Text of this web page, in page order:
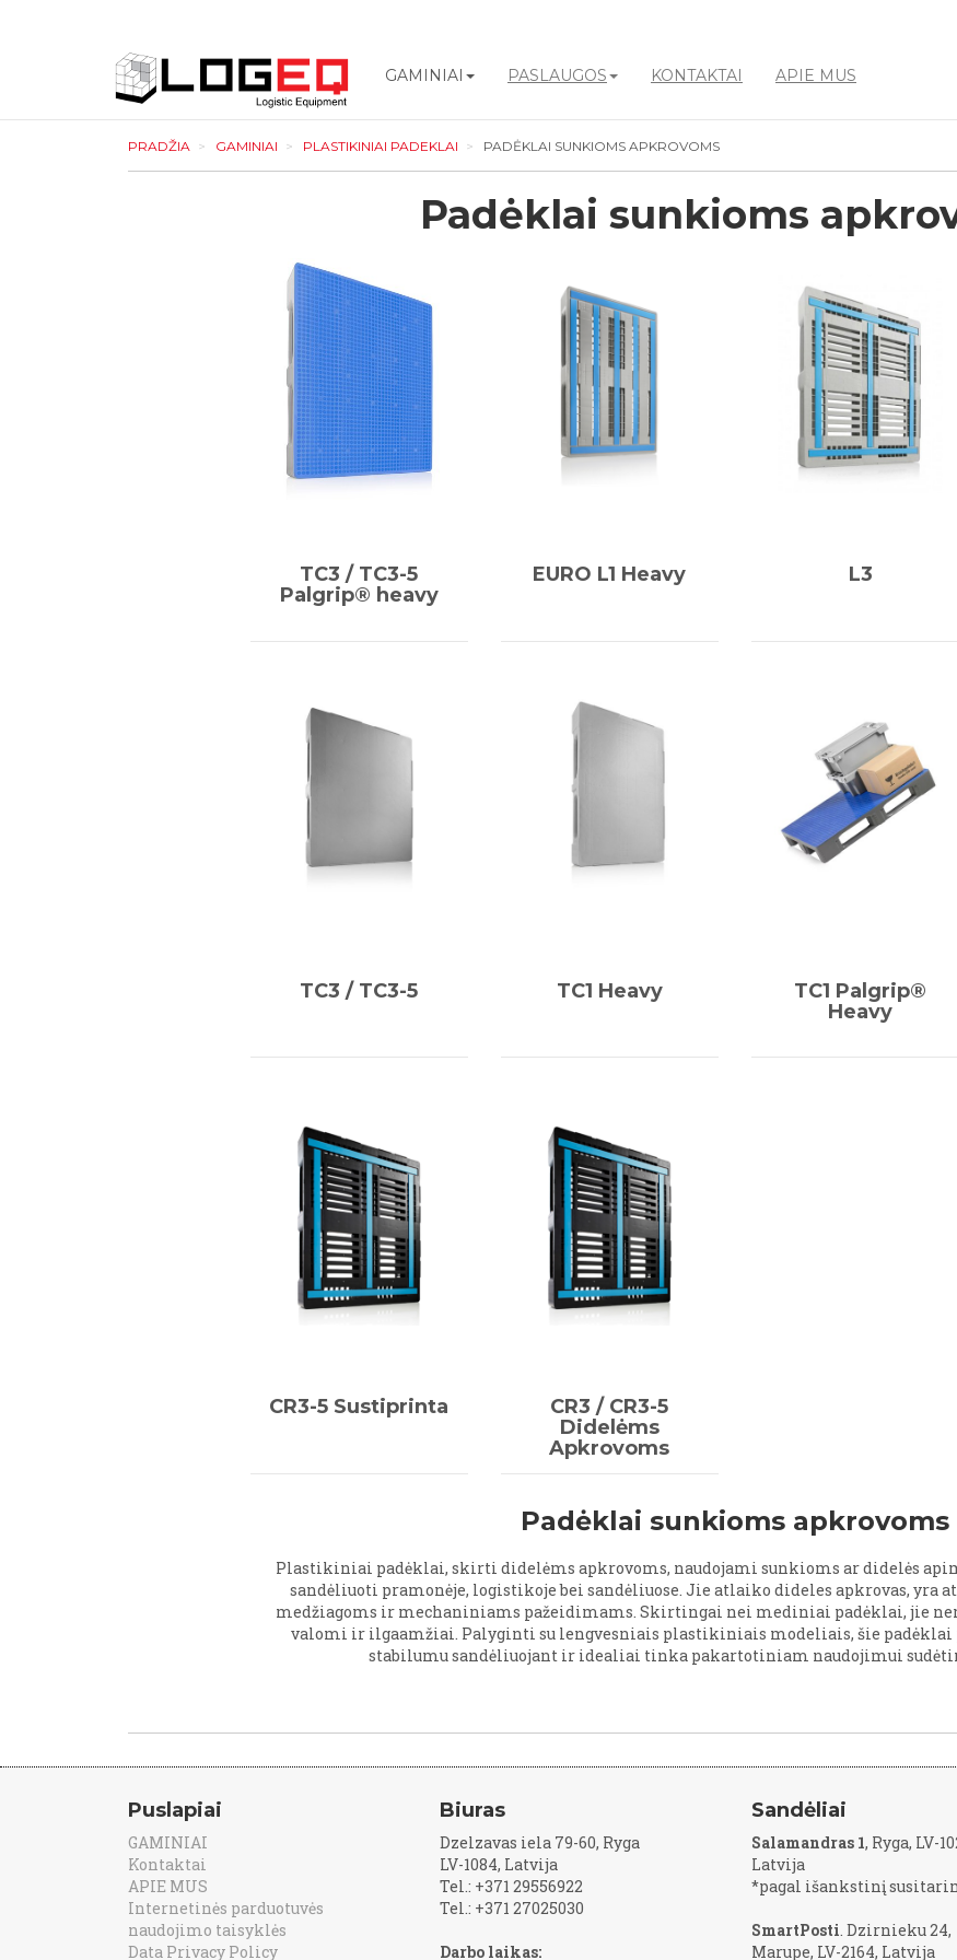
eikite
GAMINIAI PASLAUGOS KONTAKTAI APIE MUS
PRADŽIA GAMINIAI PLASTIKINIAI PADEKLAI PADĖKLAI SUNKIOMS APKROVOMS
Padėklai sunkioms
TC3 / TC3-5
Palgrip® heavy
EURO L1 Heavy L3
TC3 / TC3-5 TC1 Heavy
TC1 Palgrip®
Heavy
CR3-5 Sustiprinta
CR3 / CR3-5
Didelėms
Apkrovoms
Padėklai sunkioms apkrovoms
Plastikiniai padėklai, skirti didelėms apkrovoms, naudojami sunkioms ar didelės
sandėliuoti pramonėje, logistikoje bei sandėliuose. Jie atlaiko dideles apkrovas, yra
medžiagoms ir mechaniniams pažeidimams. Skirtingai nei mediniai padėklai, jie
valomi ir ilgaamžiai. Palyginti su lengvesniais plastikiniais modeliais, šie
stabilumu sandėliuojant ir idealiai tinka pakartotiniam naudojimui
Puslapiai
GAMINIAI
Kontaktai
APIE MUS
Internetinės parduotuvės
naudojimo taisyklės
Data Privacy Policy
Biuras
Dzelzavas iela 79-60, Ryga
LV-1084, Latvija
Tel.: +371 29556922
Tel.: +371 27025030
Darbo laikas:
Sandėliai
Salamandras 1, Ryga, LV-
Latvija
*pagal išankstinį
SmartPosti. Dzirnieku 24,
Marupe, LV-2164, Latvija